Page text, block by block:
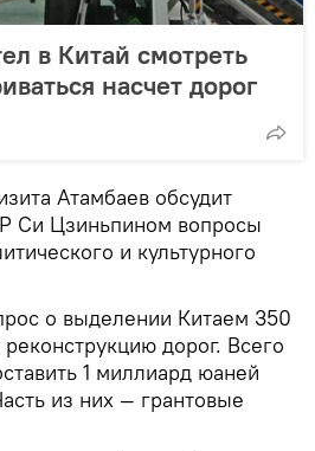
в Китай смотреть
насчет дорог
Атамбаев обсудит
Си Цзиньпином вопросы
и культурного
о выделении Китаем 350
дорог. Всего
1 миллиард юаней
из них — грантовые